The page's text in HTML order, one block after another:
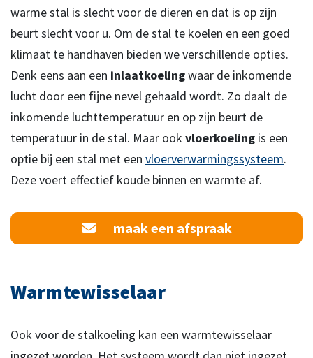
warme stal is slecht voor de dieren en dat is op zijn
beurt slecht voor u. Om de stal te koelen en een goed
klimaat te handhaven bieden we verschillende opties.
Denk eens aan een inlaatkoelingwaar de inkomende
lucht door een fijne nevel gehaald wordt. Zo daalt de
inkomende luchttemperatuur en op zijn beurt de
temperatuur in de stal. Maar ook vloerkoeling is een
optie bij een stal met een vloerverwarmingssysteem.
Deze voert effectief koude binnen en warmte af.
maak een afspraak
Warmtewisselaar
Ook voor de stalkoeling kan een warmtewisselaar